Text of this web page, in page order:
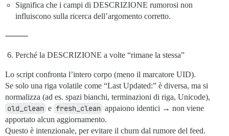
Significa che i campi di DESCRIZIONE rumorosi non
influiscono sulla ricerca dell’argomento corretto.
⸻
Perché la DESCRIZIONE a volte “rimane la stessa”
Lo script confronta l’intero corpo (meno il marcatore UID).
Se solo una riga volatile come “Last Updated:” è diversa, ma si
normalizza (ad es. spazi bianchi, terminazioni di riga, Unicode),
old_clean e fresh_clean appaiono identici → non viene
apportato alcun aggiornamento.
Questo è intenzionale, per evitare il churn dal rumore del feed.